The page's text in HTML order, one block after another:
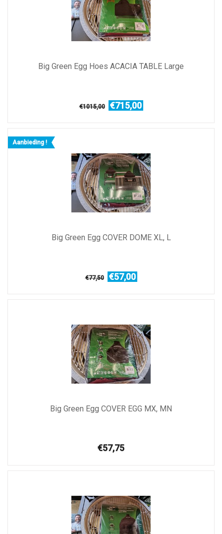
Big Green Egg Hoes ACACIA TABLE Large
€1015,00 €715,00
Big Green Egg COVER DOME XL, L
€77,50 €57,00
Aanbieding !
Big Green Egg COVER EGG MX, MN
€57,75